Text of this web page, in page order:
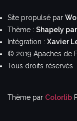
Site propulsé par
Thème : Shapely
Intégration : Xavier
© 2019 Apaches de
Tous droits réservés
Thème par Colorlib